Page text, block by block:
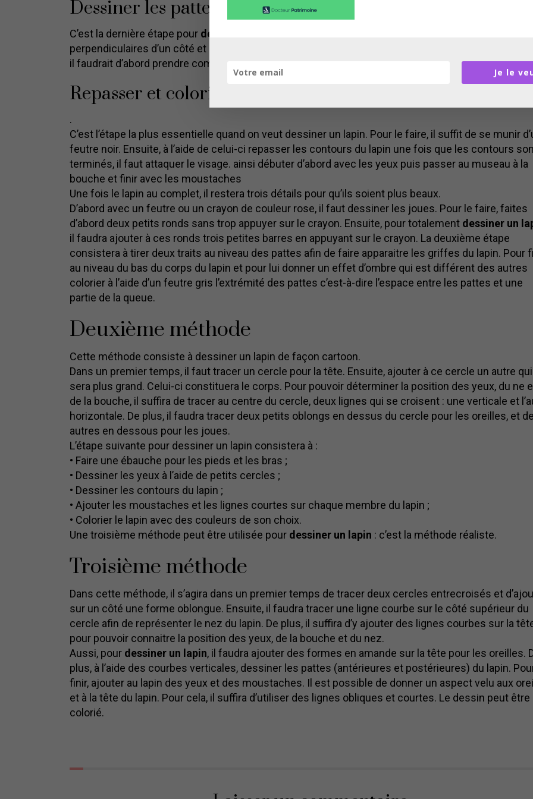
Dessiner les pattes et la queue du lapin
C’est la dernière étape pour dessiner un lapin
perpendiculaires d’un côté et deux autres traits perpendiculaires de l’autre côté. Concernant la
il faudrait d’abord prendre comme repère le bas du bras du lapin. Ensuite, dessiner un C
Repasser et colorier le lapin avec des feutres
.
C’est l’étape la plus essentielle quand on veut dessiner un lapin. Pour le faire, il suffit de se munir
feutre noir. Ensuite, à l’aide de celui-ci repasser les contours du lapin une fois que les contours
terminés, il faut attaquer le visage. ainsi débuter d’abord avec les yeux puis passer au museau à la
bouche et finir avec les moustaches
Une fois le lapin au complet, il restera trois détails pour qu’ils soient plus beaux.
D’abord avec un feutre ou un crayon de couleur rose, il faut dessiner les joues. Pour le faire, faites
d’abord deux petits ronds sans trop appuyer sur le crayon. Ensuite, pour totalement dessiner un
il faudra ajouter à ces ronds trois petites barres en appuyant sur le crayon. La deuxième étape
consistera à tirer deux traits au niveau des pattes afin de faire apparaitre les griffes du lapin. Pour
au niveau du bas du corps du lapin et pour lui donner un effet d’ombre qui est différent des autres
colorier à l’aide d’un feutre gris l’extrémité des pattes c’est-à-dire l’espace entre les pattes et une
partie de la queue.
Deuxième méthode
Cette méthode consiste à dessiner un lapin de façon cartoon.
Dans un premier temps, il faut tracer un cercle pour la tête. Ensuite, ajouter à ce cercle un autre qui
sera plus grand. Celui-ci constituera le corps. Pour pouvoir déterminer la position des yeux, du ne
de la bouche, il suffira de tracer au centre du cercle, deux lignes qui se croisent : une verticale et
horizontale. De plus, il faudra tracer deux petits oblongs en dessus du cercle pour les oreilles, et
autres en dessous pour les joues.
L’étape suivante pour dessiner un lapin consistera à :
• Faire une ébauche pour les pieds et les bras ;
• Dessiner les yeux à l’aide de petits cercles ;
• Dessiner les contours du lapin ;
• Ajouter les moustaches et les lignes courtes sur chaque membre du lapin ;
• Colorier le lapin avec des couleurs de son choix.
Une troisième méthode peut être utilisée pour dessiner un lapin : c’est la méthode réaliste.
Troisième méthode
Dans cette méthode, il s’agira dans un premier temps de tracer deux cercles entrecroisés et
sur un côté une forme oblongue. Ensuite, il faudra tracer une ligne courbe sur le côté supérieur du
cercle afin de représenter le nez du lapin. De plus, il suffira d’y ajouter des lignes courbes sur la
pour pouvoir connaitre la position des yeux, de la bouche et du nez.
Aussi, pour dessiner un lapin, il faudra ajouter des formes en amande sur la tête pour les oreilles.
plus, à l’aide des courbes verticales, dessiner les pattes (antérieures et postérieures) du lapin.
finir, ajouter au lapin des yeux et des moustaches. Il est possible de donner un aspect velu aux
et à la tête du lapin. Pour cela, il suffira d’utiliser des lignes obliques et courtes. Le dessin peut être
colorié.
Je le